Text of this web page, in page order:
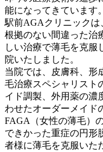
能になってきています。
駅前AGAクリニックは
根拠のない間違った治
しい治療で薄毛を克服
院いたしました。
当院では、皮膚科、形
毛治療スペシャリスト
イド調製、外用薬の濃
わせたオーダーメイド
FAGA（女性の薄毛）
できかった重症の円形
者様に薄毛を克服いた